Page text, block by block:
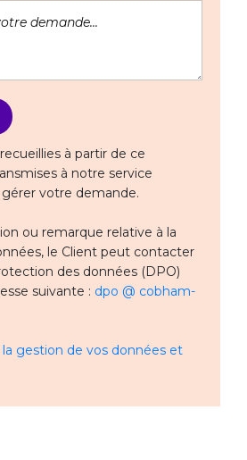
à partir de ce
à notre service
votre demande.
ou remarque relative à la
le Client peut contacter
des données (DPO)
suivante : dpo @ cobham-
la gestion de vos données et